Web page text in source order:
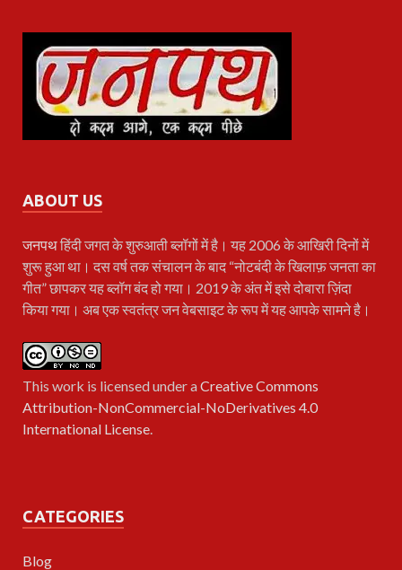
ABOUT US
जनपथहिंदी जगत के शुरुआती ब्लॉगों में है। यह 2006 के आखिरी दिनों में
शुरू हुआ था। दस वर्ष तक संचालन के बाद “नोटबंदी के खिलाफ़ जनता का
गीत” छापकर यह ब्लॉग बंद हो गया। 2019 के अंत में इसे दोबारा ज़िंदा
किया गया। अब एक स्वतंत्र जन वेबसाइट के रूप में यह आपके सामने है।
This work is licensed under aCreative Commons
Attribution-NonCommercial-NoDerivatives 4.0
International License.
CATEGORIES
Blog